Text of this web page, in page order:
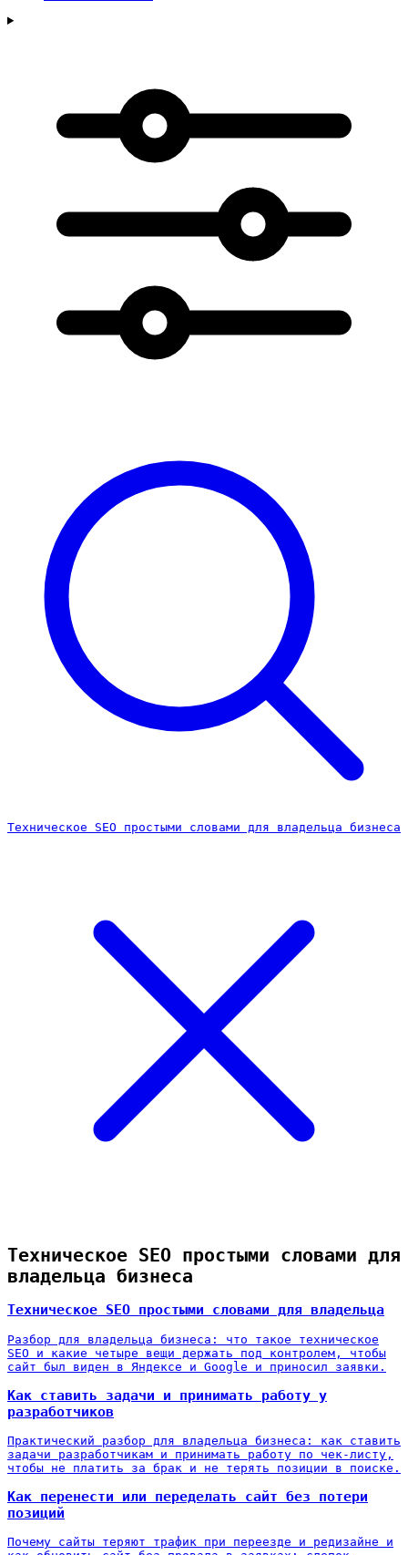
Техническое SEO простыми словами для владельца бизнеса
Техническое SEO простыми словами для
владельца бизнеса
Техническое SEO простыми словами для владельца
Разбор для владельца бизнеса: что такое техническое
SEO и какие четыре вещи держать под контролем, чтобы
сайт был виден в Яндексе и Google и приносил заявки.
Как ставить задачи и принимать работу у
разработчиков
Практический разбор для владельца бизнеса: как ставить
задачи разработчикам и принимать работу по чек-листу,
чтобы не платить за брак и не терять позиции в поиске.
Как перенести или переделать сайт без потери
позиций
Почему сайты теряют трафик при переезде и редизайне и